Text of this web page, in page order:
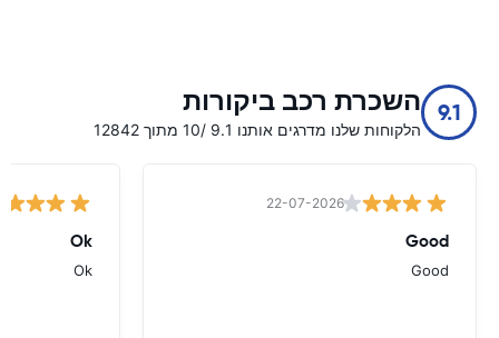
9.1 השכרת רכב ביקורות
הלקוחות שלנו מדרגים אותנו 9.1 /10 מתוך 12842
22-07-2026
Good
Good
Ok
Ok